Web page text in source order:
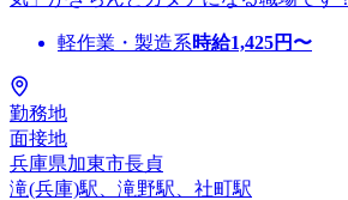
軽作業・製造系時給1,425円〜
勤務地
面接地
兵庫県加東市長貞
滝(兵庫)駅、滝野駅、社町駅